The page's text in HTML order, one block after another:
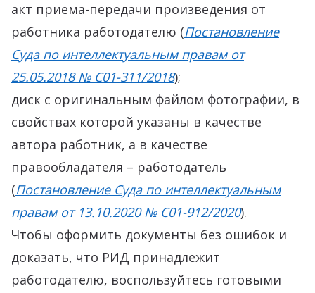
акт приема-передачи произведения от
работника работодателю (Постановление
Суда по интеллектуальным правам от
25.05.2018 № С01-311/2018);
диск с оригинальным файлом фотографии, в
свойствах которой указаны в качестве
автора работник, а в качестве
правообладателя – работодатель
(Постановление Суда по интеллектуальным
правам от 13.10.2020 № С01-912/2020).
Чтобы оформить документы без ошибок и
доказать, что РИД принадлежит
работодателю, воспользуйтесь готовыми